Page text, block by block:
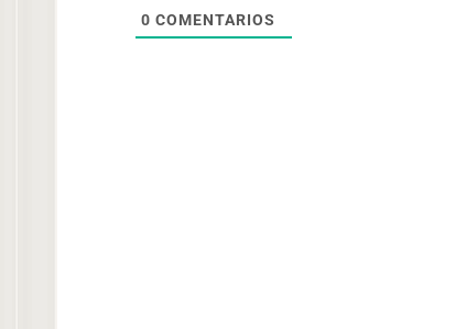
0 COMENTARIOS